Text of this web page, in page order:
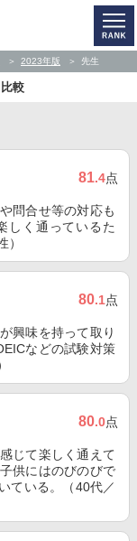
2023年版 先生
較
81.4点
問合せ等の対応も
しく通っているた
80.1点
興味を持って取り
などの試験対策
80.0点
じて楽しく通えて
供にはのびのびで
ている。（40代／